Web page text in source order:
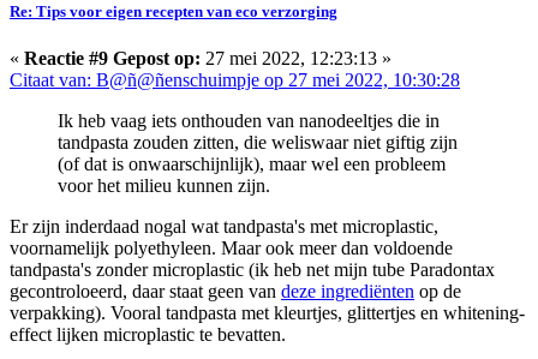
Re: Tips voor eigen recepten van eco verzorging
« Reactie #9 Gepost op: 27 mei 2022, 12:23:13 »
Citaat van: B@ñ@ñenschuimpje op 27 mei 2022, 10:30:28
Ik heb vaag iets onthouden van nanodeeltjes die in
tandpasta zouden zitten, die weliswaar niet giftig zijn
(of dat is onwaarschijnlijk), maar wel een probleem
voor het milieu kunnen zijn.
Er zijn inderdaad nogal wat tandpasta's met microplastic,
voornamelijk polyethyleen. Maar ook meer dan voldoende
tandpasta's zonder microplastic (ik heb net mijn tube Paradontax
gecontroloeerd, daar staat geen van deze ingrediënten op de
verpakking). Vooral tandpasta met kleurtjes, glittertjes en whitening-
effect lijken microplastic te bevatten.